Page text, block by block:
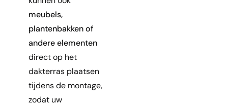
meubels,
plantenbakken of
andere elementen
direct op het
dakterras plaatsen
tijdens de montage,
zodat uw